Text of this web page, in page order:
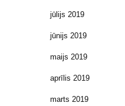
jūlijs 2019
jūnijs 2019
maijs 2019
aprīlis 2019
marts 2019